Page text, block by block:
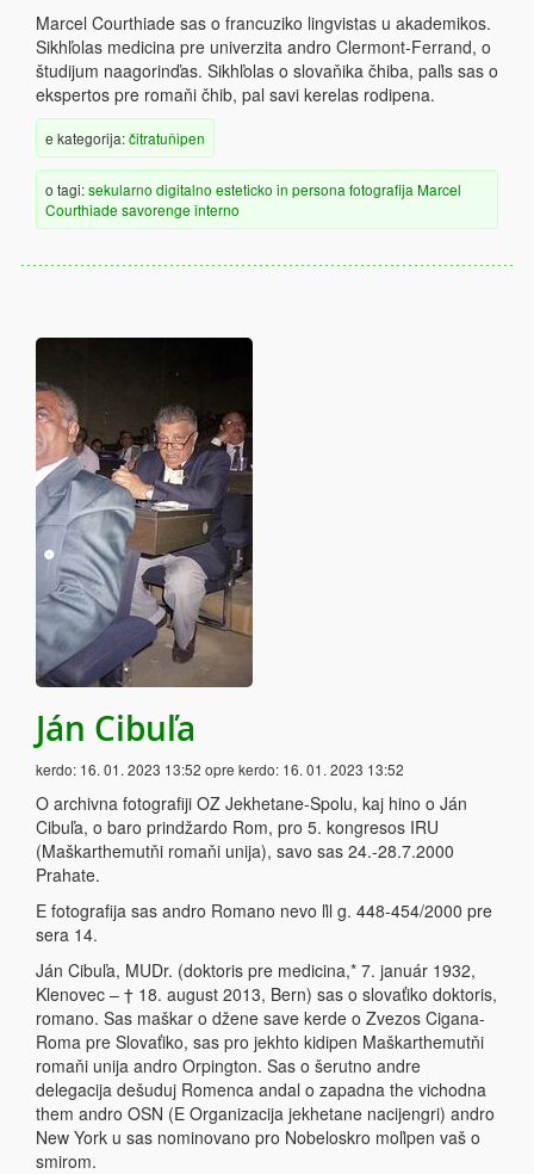
Marcel Courthiade sas o francuziko lingvistas u akademikos.
Sikhľolas medicina pre univerzita andro Clermont-Ferrand, o
študijum naagorinďas. Sikhľolas o slovaňika čhiba, paľis sas o
ekspertos pre romaňi čhib, pal savi kerelas rodipena.
e kategorija:čitratuňipen
o tagi:sekularno digitalno esteticko in persona fotografija Marcel
Courthiade savorenge interno
Ján Cibuľa
kerdo: 16. 01. 2023 13:52 opre kerdo: 16. 01. 2023 13:52
O archivna fotografiji OZ Jekhetane-Spolu, kaj hino o Ján
Cibuľa, o baro prindžardo Rom, pro 5. kongresos IRU
(Maškarthemutňi romaňi unija), savo sas 24.-28.7.2000
Prahate.
E fotografija sas andro Romano nevo ľil g. 448-454/2000 pre
sera 14.
Ján Cibuľa, MUDr. (doktoris pre medicina,* 7. január 1932,
Klenovec – † 18. august 2013, Bern) sas o slovaťiko doktoris,
romano. Sas maškar o džene save kerde o Zvezos Cigana-
Roma pre Slovaťiko, sas pro jekhto kidipen Maškarthemutňi
romaňi unija andro Orpington. Sas o šerutno andre
delegacija dešuduj Romenca andal o zapadna the vichodna
them andro OSN (E Organizacija jekhetane nacijengri) andro
New York u sas nominovano pro Nobeloskro moľipen vaš o
smirom.